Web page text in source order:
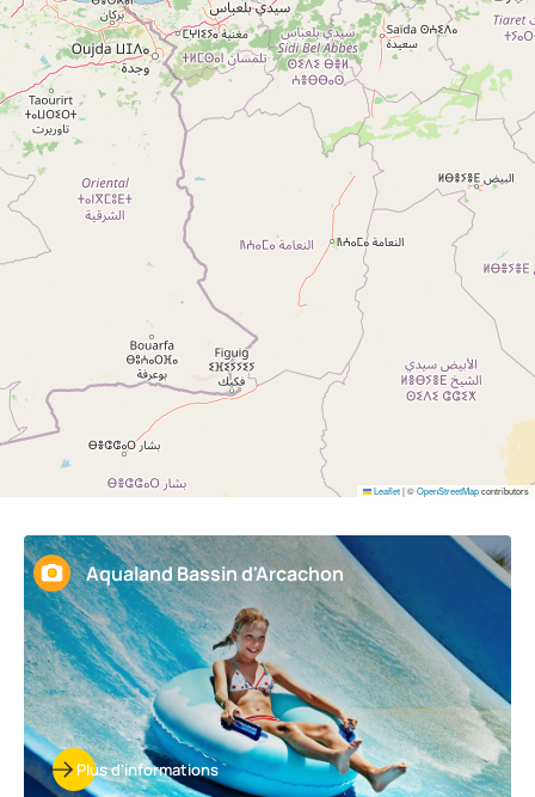
Aqualand Bassin d'Arcachon
Plus d'informations
Leaflet|©OpenStreetMapcontributors